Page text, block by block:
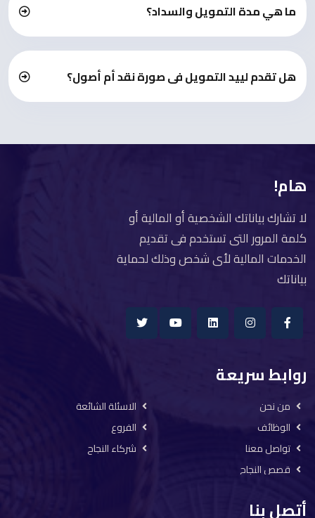
ما هي مدة التمويل والسداد؟
هل تقدم لييد التمويل فى صورة نقد أم أصول؟
هام!
لا تشارك بياناتك الشخصية أو المالية أو
كلمة المرور التى تستخدم فى تقديم
الخدمات المالية لأى شخص وذلك لحماية
بياناتك
روابط سريعة
من نحن
الوظائف
تواصل معنا
قصص النجاح
الاسئلة الشائعة
الفروع
شركاء النجاح
أتصل بنا